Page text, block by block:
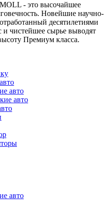
- это высочайшее
Новейшие научно-
десятилетиями
и чистейшее сырье выводят
Премиум класса.
авто
авто
авто